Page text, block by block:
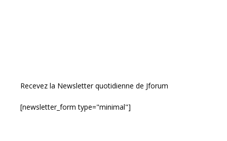
Recevez la Newsletter quotidienne de Jforum
[newsletter_form type="minimal"]